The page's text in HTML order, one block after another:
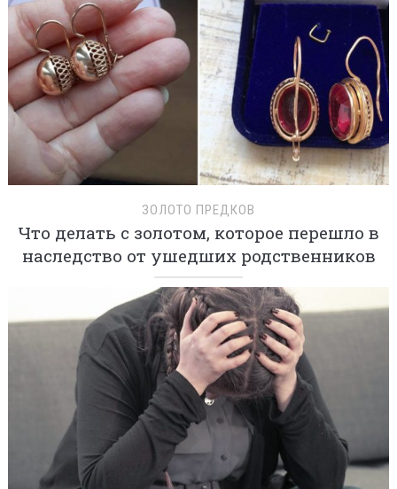
ЗОЛОТО ПРЕДКОВ
Что делать с золотом, которое перешло в
наследство от ушедших родственников